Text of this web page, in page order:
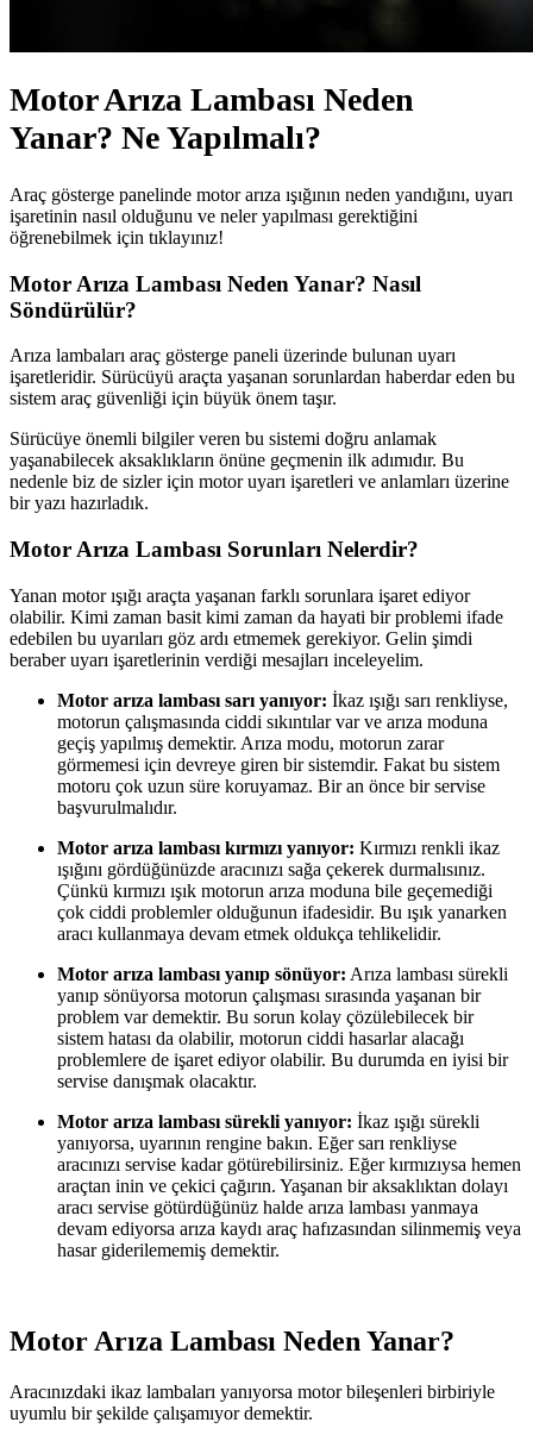
Motor Arıza Lambası Neden
Yanar? Ne Yapılmalı?
Araç gösterge panelinde motor arıza ışığının neden yandığını, uyarı
işaretinin nasıl olduğunu ve neler yapılması gerektiğini
öğrenebilmek için tıklayınız!
Motor Arıza Lambası Neden Yanar? Nasıl
Söndürülür?
Arıza lambaları araç gösterge paneli üzerinde bulunan uyarı
işaretleridir. Sürücüyü araçta yaşanan sorunlardan haberdar eden bu
sistem araç güvenliği için büyük önem taşır.
Sürücüye önemli bilgiler veren bu sistemi doğru anlamak
yaşanabilecek aksaklıkların önüne geçmenin ilk adımıdır. Bu
nedenle biz de sizler için motor uyarı işaretleri ve anlamları üzerine
bir yazı hazırladık.
Motor Arıza Lambası Sorunları Nelerdir?
Yanan motor ışığı araçta yaşanan farklı sorunlara işaret ediyor
olabilir. Kimi zaman basit kimi zaman da hayati bir problemi ifade
edebilen bu uyarıları göz ardı etmemek gerekiyor. Gelin şimdi
beraber uyarı işaretlerinin verdiği mesajları inceleyelim.
Motor arıza lambası sarı yanıyor: İkaz ışığı sarı renkliyse,
motorun çalışmasında ciddi sıkıntılar var ve arıza moduna
geçiş yapılmış demektir. Arıza modu, motorun zarar
görmemesi için devreye giren bir sistemdir. Fakat bu sistem
motoru çok uzun süre koruyamaz. Bir an önce bir servise
başvurulmalıdır.
Motor arıza lambası kırmızı yanıyor: Kırmızı renkli ikaz
ışığını gördüğünüzde aracınızı sağa çekerek durmalısınız.
Çünkü kırmızı ışık motorun arıza moduna bile geçemediği
çok ciddi problemler olduğunun ifadesidir. Bu ışık yanarken
aracı kullanmaya devam etmek oldukça tehlikelidir.
Motor arıza lambası yanıp sönüyor: Arıza lambası sürekli
yanıp sönüyorsa motorun çalışması sırasında yaşanan bir
problem var demektir. Bu sorun kolay çözülebilecek bir
sistem hatası da olabilir, motorun ciddi hasarlar alacağı
problemlere de işaret ediyor olabilir. Bu durumda en iyisi bir
servise danışmak olacaktır.
Motor arıza lambası sürekli yanıyor: İkaz ışığı sürekli
yanıyorsa, uyarının rengine bakın. Eğer sarı renkliyse
aracınızı servise kadar götürebilirsiniz. Eğer kırmızıysa hemen
araçtan inin ve çekici çağırın. Yaşanan bir aksaklıktan dolayı
aracı servise götürdüğünüz halde arıza lambası yanmaya
devam ediyorsa arıza kaydı araç hafızasından silinmemiş veya
hasar giderilememiş demektir.
Motor Arıza Lambası Neden Yanar?
Aracınızdaki ikaz lambaları yanıyorsa motor bileşenleri birbiriyle
uyumlu bir şekilde çalışamıyor demektir.